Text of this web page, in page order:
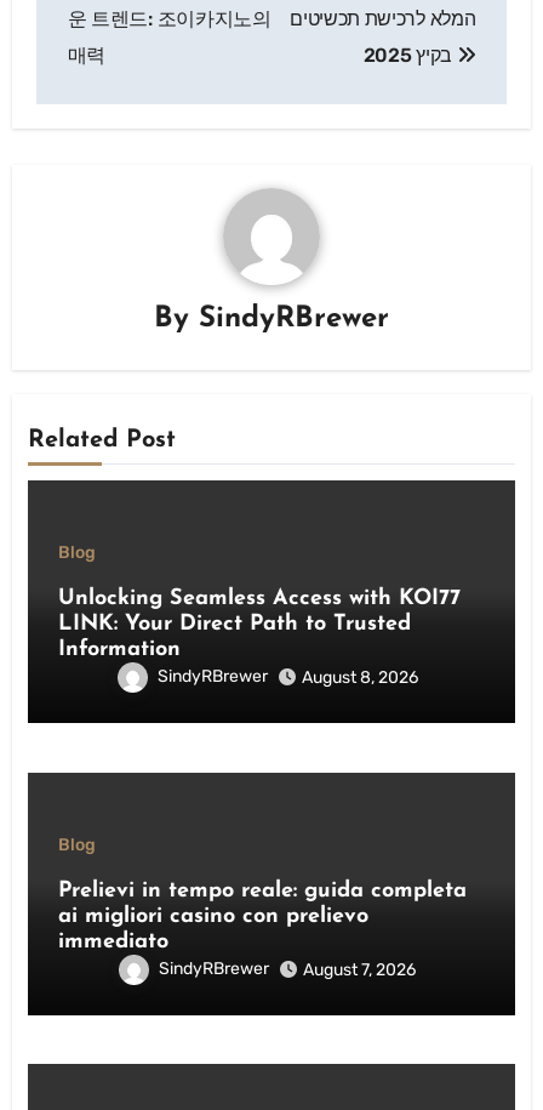
운 트렌드: 조이카지노의
매력
המלא לרכישת תכשיטים
By SindyRBrewer
Related Post
Blog
Unlocking Seamless Access with KOI77
LINK: Your Direct Path to Trusted
Information
SindyRBrewer August 8, 2026
Blog
Prelievi in tempo reale: guida completa
ai migliori casino con prelievo
immediato
SindyRBrewer August 7, 2026